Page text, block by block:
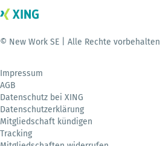
© New Work SE | Alle Rechte vorbehalten
Impressum
AGB
Datenschutz bei XING
Datenschutzerklärung
Mitgliedschaft kündigen
Tracking